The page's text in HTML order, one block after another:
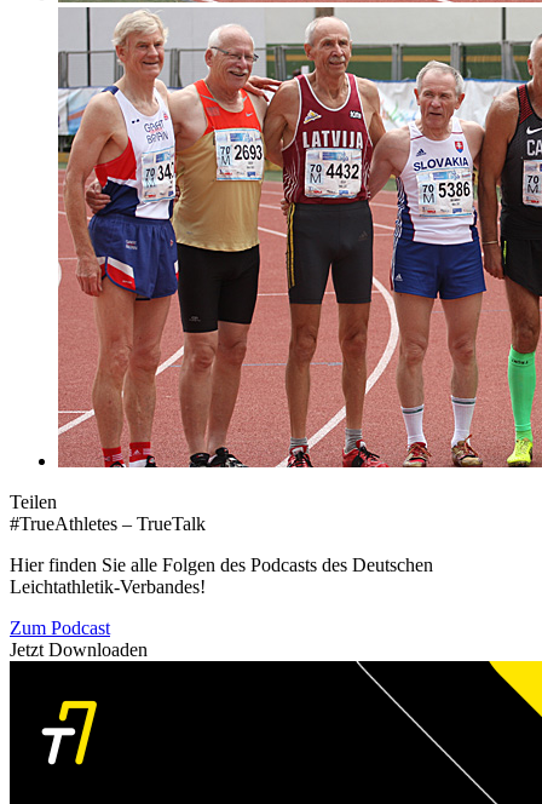
Teilen
#TrueAthletes – TrueTalk
Hier finden Sie alle Folgen des Podcasts des Deutschen
Leichtathletik-Verbandes!
Zum Podcast
Jetzt Downloaden